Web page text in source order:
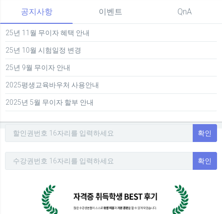
공지사항 이벤트 QnA
25년 11월 무이자 혜택 안내
25년 10월 시험일정 변경
25년 9월 무이자 안내
2025평생교육바우처 사용안내
2025년 5월 무이자 할부 안내
확인
확인